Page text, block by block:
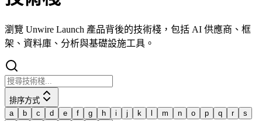
瀏覽 Unwire Launch 產品背後的技術棧，包括 AI 供應商、框
架、資料庫、分析與基礎設施工具。
排序方式
a
b c d e f g h i j k m n o p q r
s